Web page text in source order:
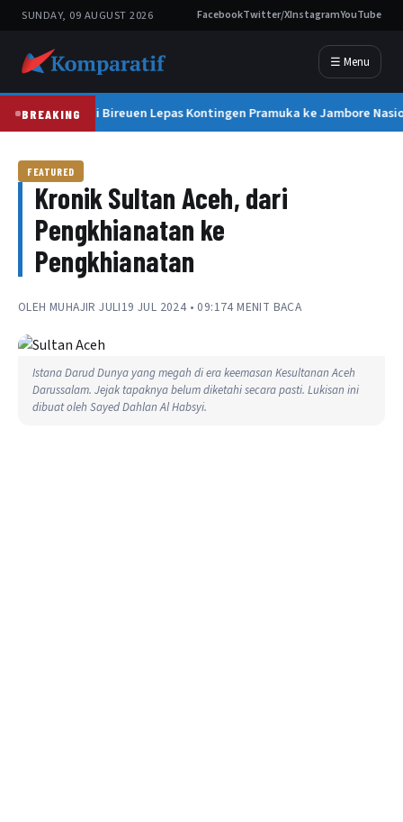
SUNDAY, 09 AUGUST 2026 FacebookTwitter/XInstagramYouTube
☰ Menu
BREAKINGBupati Bireuen Lepas Kontingen Pramuka ke Jambore
FEATURED
Kronik Sultan Aceh, dari
Pengkhianatan ke
Pengkhianatan
OLEH MUHAJIR JULI19 JUL 2024 • 09:174 MENIT BACA
Istana Darud Dunya yang megah di era keemasan Kesultanan Aceh
Darussalam. Jejak tapaknya belum diketahi secara pasti. Lukisan ini
dibuat oleh Sayed Dahlan Al Habsyi.